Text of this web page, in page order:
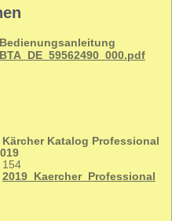
Bedienungsanleitung
BTA_DE_59562490_000.pdf
Kärcher Katalog Professional
154
2019_Kaercher_Professional